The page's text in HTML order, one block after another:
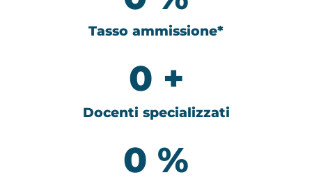
Tasso ammissione*
Docenti specializzati
0 +
0 %